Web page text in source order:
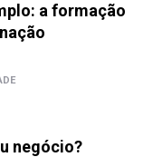
a formação
negócio?